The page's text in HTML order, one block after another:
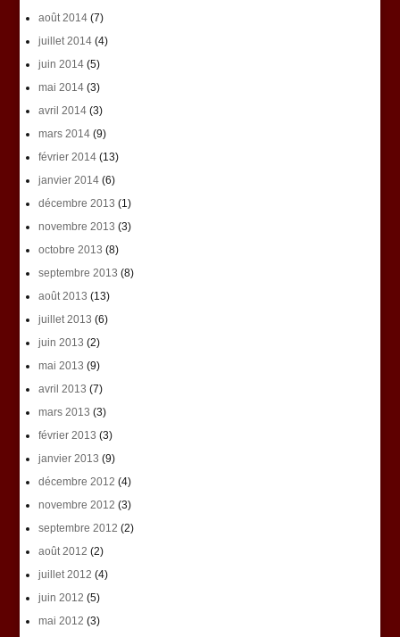
août 2014(7)
juillet 2014(4)
juin 2014(5)
mai 2014(3)
avril 2014(3)
mars 2014(9)
février 2014(13)
janvier 2014(6)
décembre 2013 (1)
novembre 2013 (3)
octobre 2013 (8)
septembre 2013 (8)
août 2013 (13)
juillet 2013 (6)
juin 2013 (2)
mai 2013 (9)
avril 2013 (7)
mars 2013 (3)
février 2013 (3)
janvier 2013 (9)
décembre 2012 (4)
novembre 2012 (3)
septembre 2012 (2)
août 2012 (2)
juillet 2012 (4)
juin 2012 (5)
mai 2012 (3)